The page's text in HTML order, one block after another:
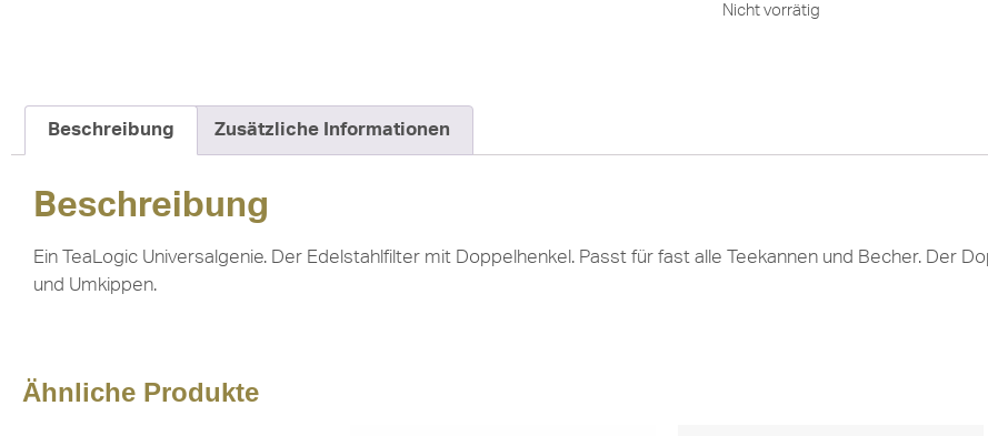
Nicht vorrätig
Beschreibung Zusätzliche Informationen
Beschreibung
Ein TeaLogic Universalgenie. Der Edelstahlfilter mit Doppelhenkel. Passt für fast alle Teekannen und Becher. Der
und Umkippen.
Ähnliche Produkte